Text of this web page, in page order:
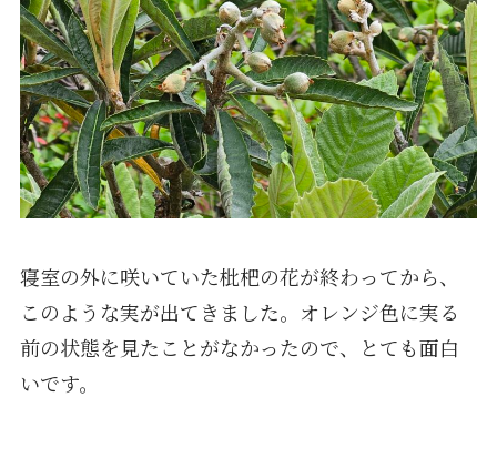
寝室の外に咲いていた枇杷の花が終わってから、
このような実が出てきました。オレンジ色に実る
前の状態を見たことがなかったので、とても面白
いです。